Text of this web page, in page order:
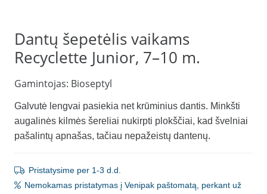
Dantų šepetėlis vaikams
Recyclette Junior, 7–10 m.
Gamintojas: Bioseptyl
Galvutė lengvai pasiekia net krūminius dantis. Minkšti
augalinės kilmės šereliai nukirpti plokščiai, kad švelniai
pašalintų apnašas, tačiau nepažeistų dantenų.
Pristatysime per 1-3 d.d.
Nemokamas pristatymas į Venipak paštomatą, perkant už